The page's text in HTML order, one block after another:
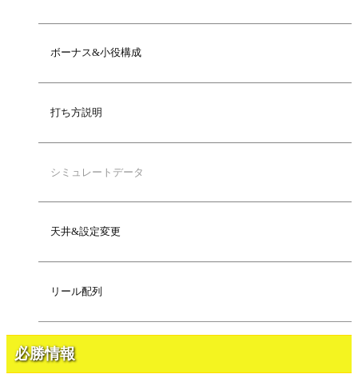
ボーナス&小役構成
打ち方説明
シミュレートデータ
天井&設定変更
リール配列
必勝情報